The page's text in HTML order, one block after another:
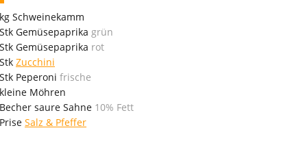
kg Schweinekamm
Stk Gemüsepaprika grün
Stk Gemüsepaprika rot
Stk Zucchini
Stk Peperoni frische
kleine Möhren
Becher saure Sahne 10% Fett
Prise Salz & Pfeffer